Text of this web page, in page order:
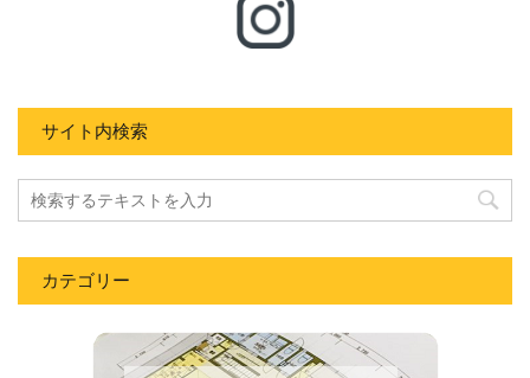
サイト内検索
カテゴリー